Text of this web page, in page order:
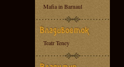
Mafia in Barnaul
Teatr Teney